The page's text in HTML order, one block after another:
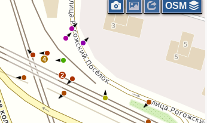
4
2
OSM